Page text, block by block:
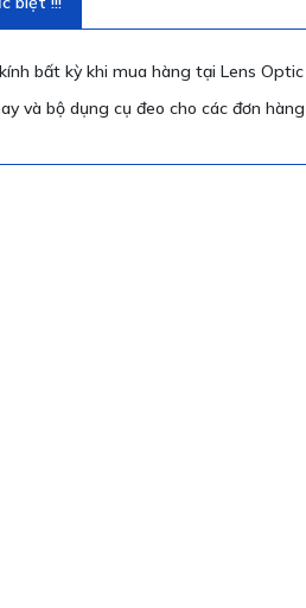
bất kỳ khi mua hàng tại Lens Optic
và bộ dụng cụ đeo cho các đơn hàng